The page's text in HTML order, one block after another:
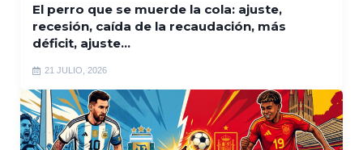
El perro que se muerde la cola: ajuste,
recesión, caída de la recaudación, más
déficit, ajuste...
21 JULIO, 2026